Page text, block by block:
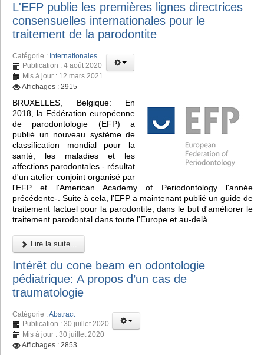
L'EFP publie les premières lignes directrices
consensuelles internationales pour le
traitement de la parodontite
Catégorie : Internationales
Publication : 4 août 2020
Mis à jour : 12 mars 2021
Affichages : 2915
BRUXELLES, Belgique: En
2018, la Fédération européenne
de parodontologie (EFP) a
publié un nouveau système de
classification mondial pour la
santé, les maladies et les
affections parodontales - résultat
d'un atelier conjoint organisé par
l'EFP et l'American Academy of Periodontology l'année
précédente-. Suite à cela, l'EFP a maintenant publié un guide de
traitement factuel pour la parodontite, dans le but d'améliorer le
traitement parodontal dans toute l'Europe et au-delà.
Lire la suite...
Intérêt du cone beam en odontologie
pédiatrique: A propos d’un cas de
traumatologie
Catégorie :Abstract
Publication : 30 juillet 2020
Mis à jour : 30 juillet 2020
Affichages : 2853